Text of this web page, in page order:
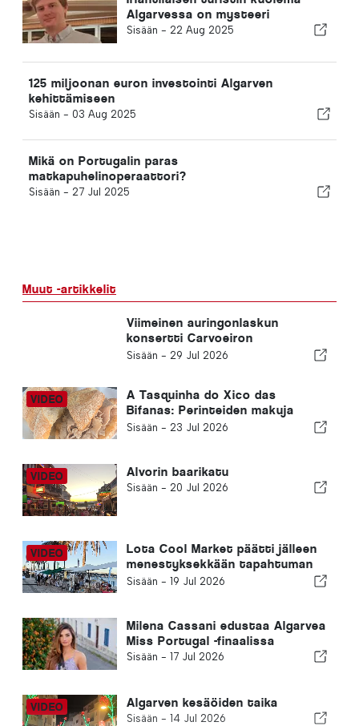
Algarvessa on mysteeri
Sisään - 22 Aug 2025
125 miljoonan euron investointi Algarven
kehittämiseen
Sisään - 03 Aug 2025
Mikä on Portugalin paras
matkapuhelinoperaattori?
Sisään - 27 Jul 2025
Muut -artikkelit
Viimeinen auringonlaskun
konsertti Carvoeiron
rantakadulla
Sisään - 29 Jul 2026
A Tasquinha do Xico das
Bifanas: Perinteiden makuja
Armação de Pêran torilla
Sisään - 23 Jul 2026
Alvorin baarikatu
Sisään - 20 Jul 2026
Lota Cool Market päätti jälleen
menestyksekkään tapahtuman
Portimãossa
Sisään - 19 Jul 2026
Milena Cassani edustaa Algarvea
Miss Portugal -finaalissa
Sisään - 17 Jul 2026
Algarven kesäöiden taika
Sisään - 14 Jul 2026